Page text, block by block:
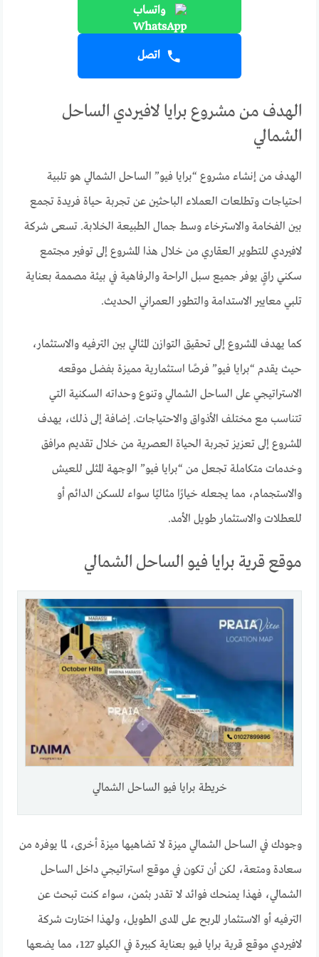
واتساب
اتصل
الهدف من مشروع برايا لافيردي الساحل
الشمالي
الهدف من إنشاء مشروع “برايا فيو” الساحل الشمالي هو تلبية
احتياجات وتطلعات العملاء الباحثين عن تجربة حياة فريدة تجمع
بين الفخامة والاسترخاء وسط جمال الطبيعة الخلابة. تسعى شركة
لافيردي للتطوير العقاري من خلال هذا المشروع إلى توفير مجتمع
سكني راقٍ يوفر جميع سبل الراحة والرفاهية في بيئة مصممة بعناية
تلبي معايير الاستدامة والتطور العمراني الحديث.
كما يهدف المشروع إلى تحقيق التوازن المثالي بين الترفيه والاستثمار،
حيث يقدم “برايا فيو” فرصًا استثمارية مميزة بفضل موقعه
الاستراتيجي على الساحل الشمالي وتنوع وحداته السكنية التي
تتناسب مع مختلف الأذواق والاحتياجات. إضافة إلى ذلك، يهدف
المشروع إلى تعزيز تجربة الحياة العصرية من خلال تقديم مرافق
وخدمات متكاملة تجعل من “برايا فيو” الوجهة المثلى للعيش
والاستجمام، مما يجعله خيارًا مثاليًا سواء للسكن الدائم أو
للعطلات والاستثمار طويل الأمد.
موقع قرية برايا فيو الساحل الشمالي
خريطة برايا فيو الساحل الشمالي
وجودك في الساحل الشمالي ميزة لا تضاهيها ميزة أخرى، لما يوفره من
سعادة ومتعة، لكن أن تكون في موقع استراتيجي داخل الساحل
الشمالي، فهذا يمنحك فوائد لا تقدر بثمن، سواء كنت تبحث عن
الترفيه أو الاستثمار المربح على المدى الطويل، ولهذا اختارت شركة
لافيردي موقع قرية برايا فيو بعناية كبيرة في الكيلو 127، مما يضعها